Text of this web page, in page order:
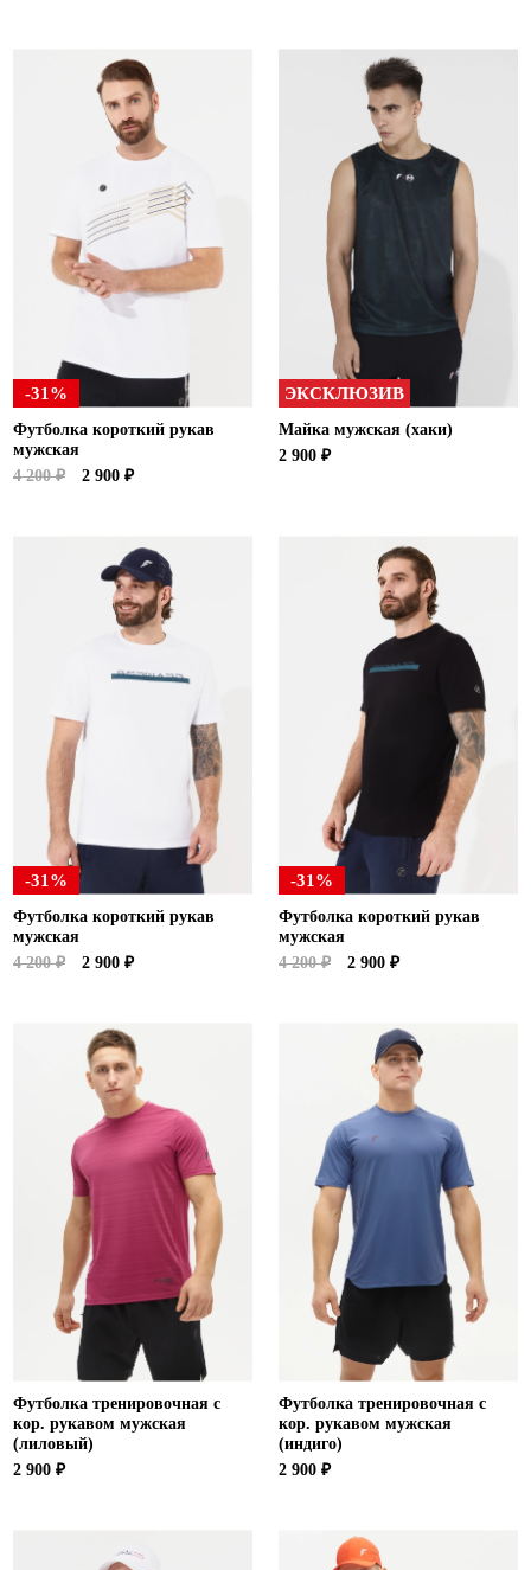
-31%
Футболка короткий рукав
мужская
4 200 ₽
2 900 ₽
ЭКСКЛЮЗИВ
Майка мужская (хаки)
2 900 ₽
-31%
Футболка короткий рукав
мужская
4 200 ₽
2 900 ₽
-31%
Футболка короткий рукав
мужская
4 200 ₽
2 900 ₽
Футболка тренировочная с
кор. рукавом мужская
(лиловый)
2 900 ₽
Футболка тренировочная с
кор. рукавом мужская
(индиго)
2 900 ₽